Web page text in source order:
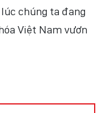
chúng ta đang
Việt Nam vươn